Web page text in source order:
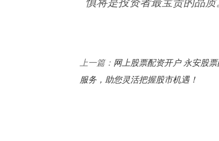
上一篇： 网上股票配资开户 永安股
服务，助您灵活把握股市机遇！